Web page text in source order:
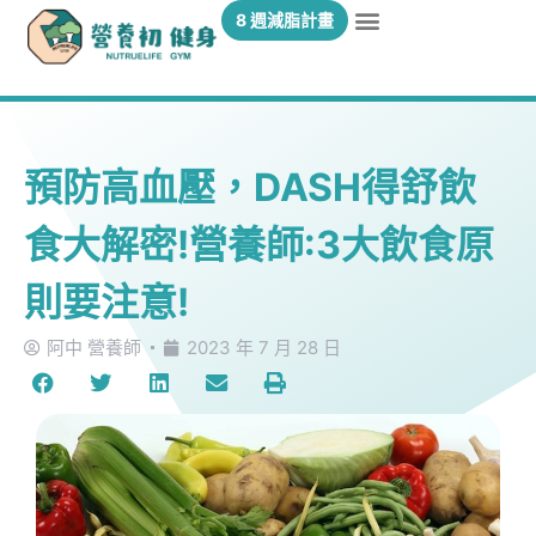
8 週減脂計畫
預防高血壓，DASH得舒飲
食大解密!營養師:3大飲食原
則要注意!
阿中 營養師 2023 年 7 月 28 日